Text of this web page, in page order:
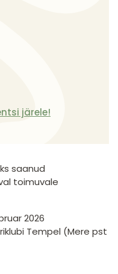
järele!
saanud
toimuvale
2026
Tempel (Mere pst